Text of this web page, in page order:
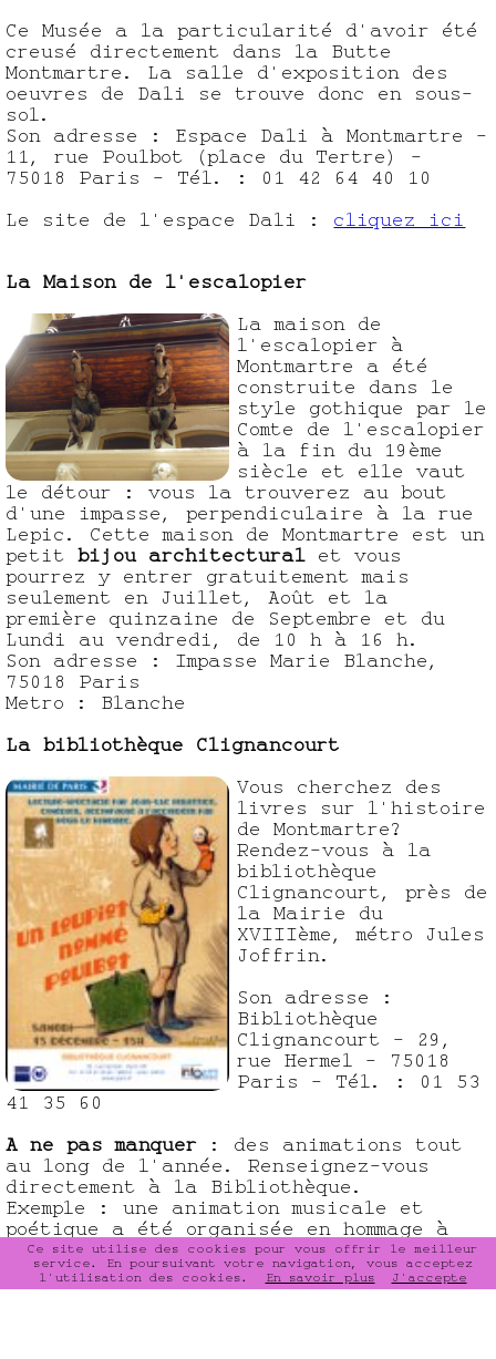
Ce Musée a la particularité d'avoir été
creusé directement dans la Butte
Montmartre. La salle d'exposition des
oeuvres de Dali se trouve donc en sous-
sol.
Son adresse : Espace Dali à Montmartre -
11, rue Poulbot (place du Tertre) -
75018 Paris - Tél. : 01 42 64 40 10
Le site de l'espace Dali : cliquez ici
La Maison de l'escalopier
La maison de
l'escalopier à
Montmartre a été
construite dans le
style gothique par le
Comte de l'escalopier
à la fin du 19ème
siècle et elle vaut
le détour : vous la trouverez au bout
d'une impasse, perpendiculaire à la rue
Lepic. Cette maison de Montmartre est un
petitbijou architectural et vous
pourrez y entrer gratuitement mais
seulement en Juillet, Août et la
première quinzaine de Septembre et du
Lundi au vendredi, de 10 h à 16 h.
Son adresse : Impasse Marie Blanche,
75018 Paris
Metro : Blanche
La bibliothèque Clignancourt
Vous cherchez des
livres sur l'histoire
de Montmartre?
Rendez-vous à la
bibliothèque
Clignancourt, près de
la Mairie du
XVIIIème, métro Jules
Joffrin.
Son adresse :
Bibliothèque
Clignancourt - 29,
rue Hermel - 75018
Paris - Tél. : 01 53
41 35 60
A ne pas manquer : des animations tout
au long de l'année. Renseignez-vous
directement à la Bibliothèque.
Exemple : une animation musicale et
poétique a été organisée en hommage à
Poulbot fin Décembre 2007.
Ce site utilise des cookies pour vous offrir le meilleur
service. En poursuivant votre navigation, vous acceptez
l'utilisation des cookies.
En savoir plus J'accepte